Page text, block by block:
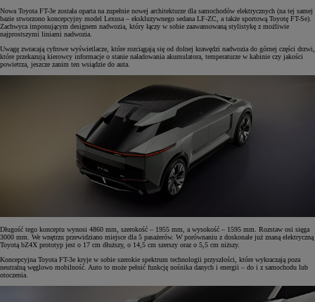
Nowa Toyota FT-3e została oparta na zupełnie nowej architekturze dla samochodów elektrycznych (na tej samej
bazie stworzono koncepcyjny model Lexusa – ekskluzywnego sedana LF-ZC, a także sportową Toyotę FT-Se).
Zachwyca imponującym designem nadwozia, który łączy w sobie zaawansowaną stylistykę z możliwie
najprostszymi liniami nadwozia.
Uwagę zwracają cyfrowe wyświetlacze, które rozciągają się od dolnej krawędzi nadwozia do górnej części drzwi,
które przekazują kierowcy informacje o stanie naładowania akumulatora, temperaturze w kabinie czy jakości
powietrza, jeszcze zanim ten wsiądzie do auta.
Długość tego konceptu wynosi 4860 mm, szerokość – 1955 mm, a wysokość – 1595 mm. Rozstaw osi sięga
3000 mm. We wnętrzu przewidziano miejsce dla 5 pasażerów. W porównaniu z doskonale już znaną elektryczną
Toyotą bZ4X prototyp jest o 17 cm dłuższy, o 14,5 cm szerszy oraz o 5,5 cm niższy.
Koncepcyjna Toyota FT-3e kryje w sobie szerokie spektrum technologii przyszłości, które wykraczają poza
neutralną węglowo mobilność. Auto to może pełnić funkcję nośnika danych i energii – do i z samochodu lub
otoczenia.